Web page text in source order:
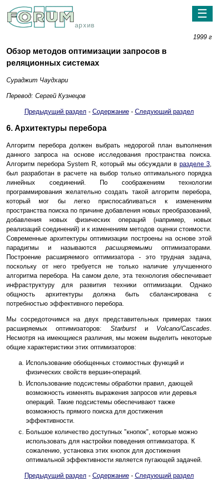
архив
☰
1999 г
Обзор методов оптимизации запросов в
реляционных системах
Сураджит Чаудхари
Перевод: Сергей Кузнецов
Предыдущий раздел - Содержание- Следующий раздел
6. Архитектуры перебора
Алгоритм перебора должен выбрать недорогой план выполнения
данного запроса на основе исследования пространства поиска.
Алгоритм перебора System R, который мы обсуждали в разделе 3,
был разработан в расчете на выбор только оптимального порядка
линейных соединений. По соображениям технологии
программирования желательно создать такой алгоритм перебора,
который мог бы легко приспосабливаться к изменениям
пространства поиска по причине добавления новых преобразований,
добавления новых физических операций (например, новых
реализаций соединений) и к изменениям методов оценки стоимости.
Современные архитектуры оптимизации построены на основе этой
парадигмы и называются расширяемыми оптимизаторами.
Построение расширяемого оптимизатора - это трудная задача,
поскольку от него требуется не только наличие улучшенного
алгоритма перебора. На самом деле, эта технология обеспечивает
инфраструктуру для развития техники оптимизации. Однако
общность архитектуры должна быть сбалансирована с
потребностью эффективного перебора.
Мы сосредоточимся на двух представительных примерах таких
расширяемых оптимизаторов: Starburstи Volcano/Cascades.
Несмотря на имеющиеся различия, мы можем выделить некоторые
общие характеристики этих оптимизаторов:
Использование обобщенных стоимостных функций и
физических свойств вершин-операций.
Использование подсистемы обработки правил, дающей
возможность изменять выражения запросов или деревья
операций. Такие подсистемы обеспечивают также
возможность прямого поиска для достижения
эффективности.
Большое количество доступных "кнопок", которые можно
использовать для настройки поведения оптимизатора. К
сожалению, установка этих кнопок для достижения
оптимальной эффективности является пугающей задачей.
Предыдущий раздел - Содержание- Следующий раздел